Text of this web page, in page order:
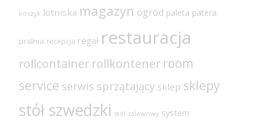
koszyk lotniska magazyn ogród paleta patera
pralnia recepcja regał restauracja
rollcontainer rollkontener room
service serwis sprzątający sklep sklepy
stół szwedzki stół zalewowy system